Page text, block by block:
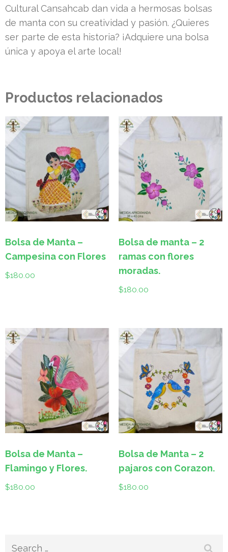
CulturalCansahcab dan vida a hermosas bolsas
de manta con su creatividad y pasión. ¿Quieres
ser parte de esta historia? ¡Adquiere una bolsa
única y apoya el arte local!
Productos relacionados
Bolsa de Manta –
Campesina con Flores
$180.00
Bolsa de manta – 2
ramas con flores
moradas.
$180.00
Bolsa de Manta –
Flamingo y Flores.
$180.00
Bolsa de Manta – 2
pajaros con Corazon.
$180.00
Search